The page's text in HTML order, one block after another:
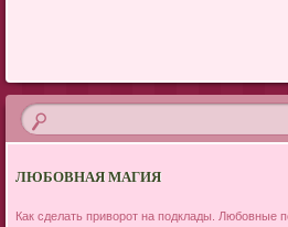
ЛЮБОВНАЯ МАГИЯ
Как сделать приворот на подклады. Любовные